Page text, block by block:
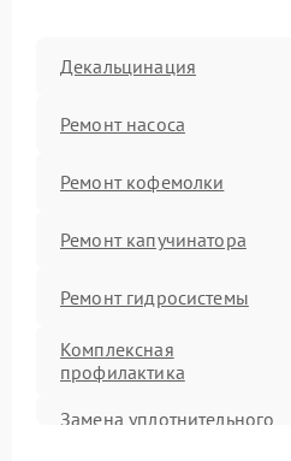
Декальцинация
Ремонт насоса
Ремонт кофемолки
Ремонт капучинатора
Ремонт гидросистемы
Комплексная
профилактика
Замена уплотнительного